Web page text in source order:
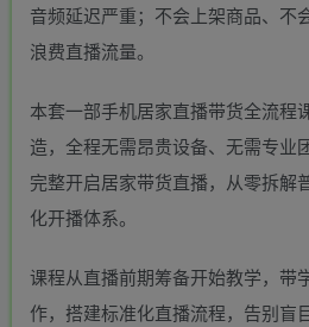
音频延迟严重；不会上架商品、不
浪费直播流量。
本套一部手机居家直播带货全流程
造，全程无需昂贵设备、无需专业
完整开启居家带货直播，从零拆解
化开播体系。
课程从直播前期筹备开始教学，带
作，搭建标准化直播流程，告别盲